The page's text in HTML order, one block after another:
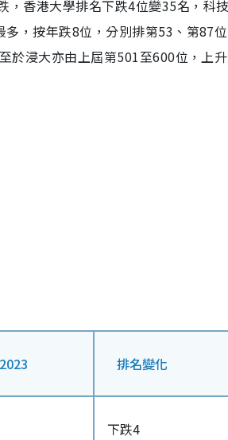
，香港大學排名下跌4位變35名，科
，按年跌8位，分別排第53、第87
於浸大亦由上屆第501至600位，上
排名變化
下跌4